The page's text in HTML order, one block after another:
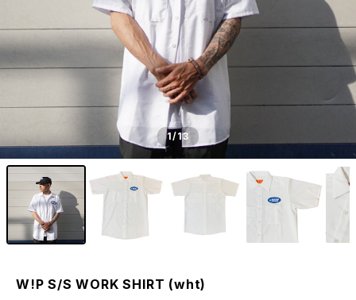
1/13
W!P S/S WORK SHIRT (wht)